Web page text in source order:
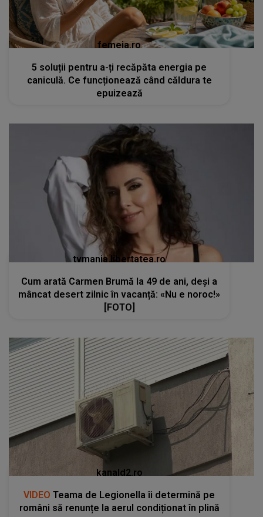
femeia.ro
5 soluții pentru a-ți recăpăta energia pe
caniculă. Ce funcționează când căldura te
epuizează
tvmania.libertatea.ro
Cum arată Carmen Brumă la 49 de ani, deși a
mâncat desert zilnic în vacanță: «Nu e noroc!»
[FOTO]
kanald2.ro
VIDEO Teama de Legionella îi determină pe
români să renunțe la aerul condiționat în plină